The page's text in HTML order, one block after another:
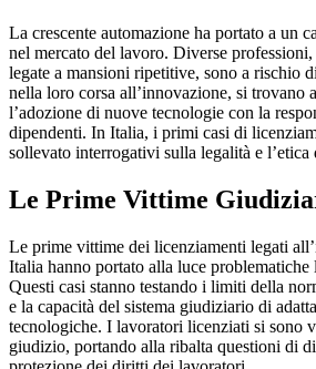
La crescente automazione ha portato a un
nel mercato del lavoro. Diverse
legate a mansioni ripetitive, sono a rischio
nella loro corsa all’innovazione, si trovano
l’adozione di nuove tecnologie con la
dipendenti. In Italia, i primi casi di
sollevato interrogativi sulla legalità e
Le Prime Vittime
Le prime vittime dei licenziamenti legati
Italia hanno portato alla luce
Questi casi stanno testando i limiti della
e la capacità del sistema giudiziario di
tecnologiche. I lavoratori licenziati si sono
giudizio, portando alla ribalta questioni di